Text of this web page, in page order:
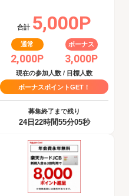
合計 5,000P
通常
2,000P
ボーナス
3,000P
現在の参加人数 / 目標人数
ボーナスポイントGET！
募集終了まで残り
24日22時間55分04秒